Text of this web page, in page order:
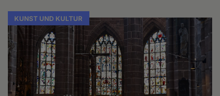
KUNST UND KULTUR